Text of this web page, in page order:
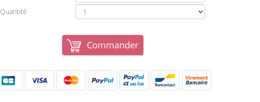
Quantité
Commander